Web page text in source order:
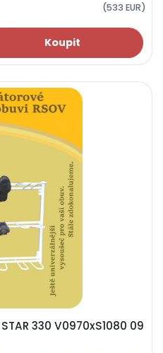
(533 EUR)
330 V0970xS1080 09